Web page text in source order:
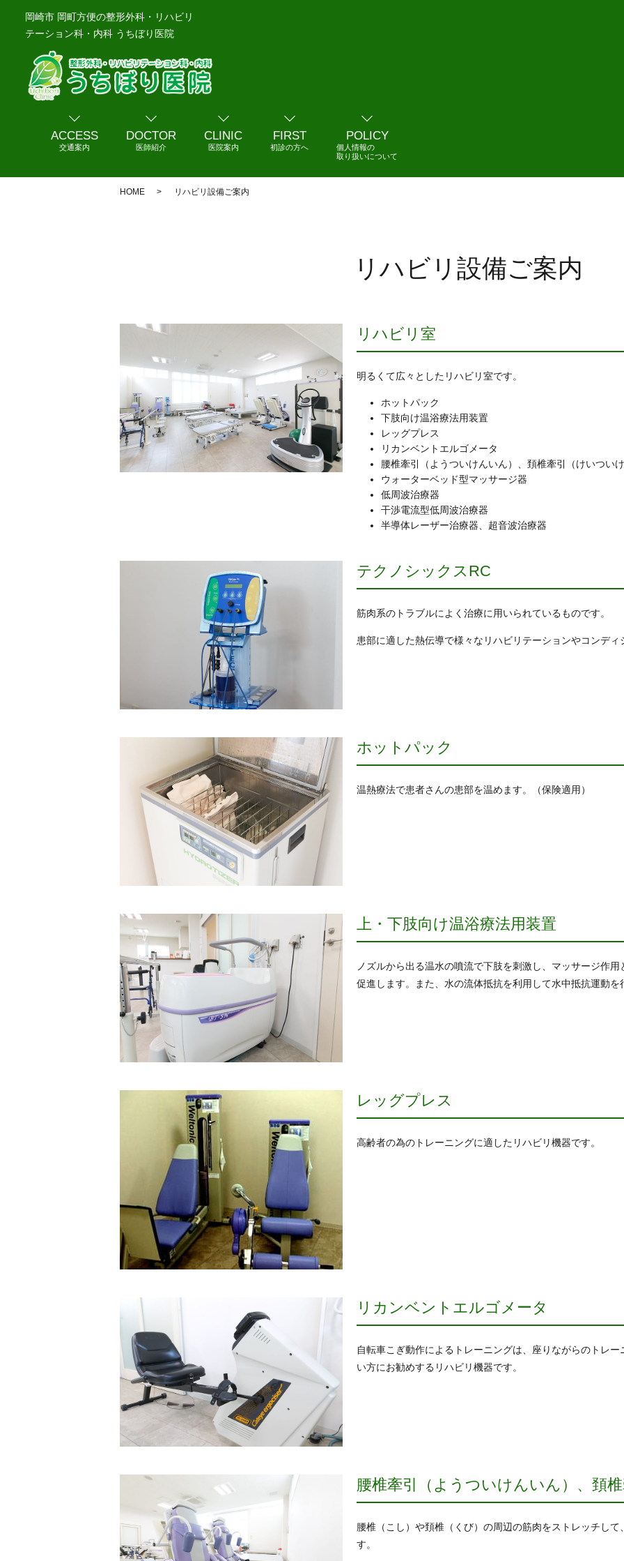
岡崎市 岡町方便の整形外科・リハビリ
テーション科・内科 うちぼり医院
ACCESS
交通案内
DOCTOR
医師紹介
CLINIC
医院案内
FIRST
初診の方へ
POLICY
個人情報の
取り扱いについて
HOME リハビリ設備ご案内
リハビリ設備ご案内
リハビリ室
明るくて広々としたリハビリ室です。
ホットパック
下肢向け温浴療法用装置
レッグプレス
リカンベントエルゴメータ
腰椎牽引（ようついけんいん）、頚椎牽引（けいついけ
ウォーターベッド型マッサージ器
低周波治療器
干渉電流型低周波治療器
半導体レーザー治療器、超音波治療器
テクノシックスRC
筋肉系のトラブルによく治療に用いられているものです。
患部に適した熱伝導で様々なリハビリテーションやコンディ
ホットパック
温熱療法で患者さんの患部を温めます。（保険適用）
上・下肢向け温浴療法用装置
ノズルから出る温水の噴流で下肢を刺激し、マッサージ作
促進します。また、水の流体抵抗を利用して水中抵抗運動を
レッグプレス
高齢者の為のトレーニングに適したリハビリ機器です。
リカンベントエルゴメータ
自転車こぎ動作によるトレーニングは、座りながらのトレ
い方にお勧めするリハビリ機器です。
腰椎牽引（ようついけんいん）、頚
腰椎（こし）や頚椎（くび）の周辺の筋肉をストレッチし
す。